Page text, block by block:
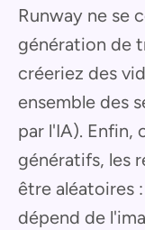
Runway ne se
génération de
créeriez des
ensemble des
par l'IA). Enfin,
génératifs, les
être aléatoires
dépend de